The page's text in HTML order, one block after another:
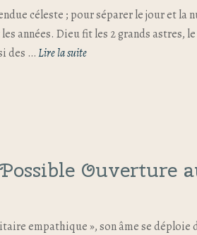
céleste ; pour séparer le jour et la
années. Dieu fit les 2 grands astres,
des …Lire la suite
Ouverture
empathique », son âme se déploie